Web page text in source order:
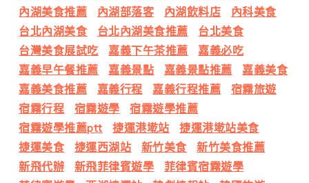
內湖美食推薦
內湖部落客 內湖飲料店
內科美食
台北內湖美食
台北內湖美食推薦
台北美食
台灣美食展試吃
嘉義下午茶推薦
嘉義必吃
嘉義早午餐推薦
嘉義景點 嘉義景點推薦
嘉義美食
嘉義美食推薦
嘉義行程 嘉義行程推薦
宿霧旅遊
宿霧行程
宿霧遊學
宿霧遊學推薦
宿霧遊學推薦ptt
捷運港墘站
捷運港墘站美食
捷運美食
捷運西湖站 新竹美食
新竹美食推薦
新飛代辦
新飛菲律賓遊學
菲律賓宿霧遊學